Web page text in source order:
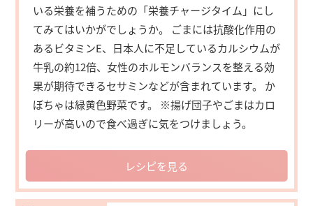
いる栄養を補うための「栄養チャージタイム」にし
てみてはいかがでしょうか。 ごまには抗酸化作用の
あるビタミンE、日本人に不足しているカルシウムが
牛乳の約12倍、女性のホルモンバランスを整える効
果が期待できるセサミンなどが含まれています。 か
ぼちゃは緑黄色野菜です。 ※揚げ団子やごまはカロ
リーが高いので食べ過ぎに気をつけましょう。
レシピを見る